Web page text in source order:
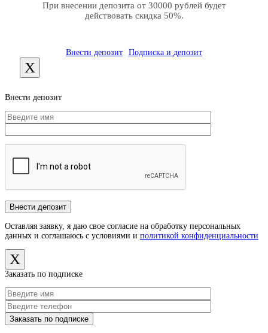
При внесении депозита от 30000 рублей будет
действовать скидка 50%.
Внести депозит Подписка и депозит
X
Внести депозит
Оставляя заявку, я даю свое согласие на обработку персональных
данных и соглашаюсь с условиями и политикой конфиденциальности
X
Заказать по подписке